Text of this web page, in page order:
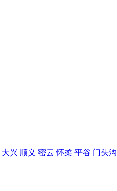
大兴 顺义 密云 怀柔 平谷 门头沟